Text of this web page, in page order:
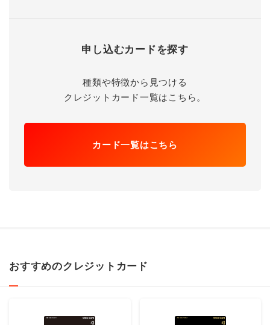
申し込むカードを探す
種類や特徴から見つける
クレジットカード一覧はこちら。
カード一覧はこちら
おすすめのクレジットカード